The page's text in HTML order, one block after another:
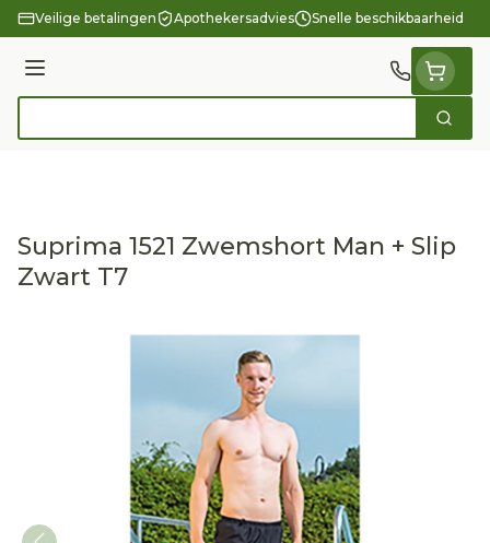
Ga naar de inhoud
Veilige betalingen Apothekersadvies Snelle beschikbaarheid
Menu
Zoek
Suprima 1521 Zwemshort Man + Slip
Zwart T7